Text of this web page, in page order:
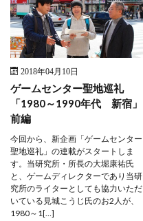
2018年04月10日
ゲームセンター聖地巡礼
「1980～1990年代 新宿」
前編
今回から、新企画「ゲームセンター
聖地巡礼」の連載がスタートしま
す。当研究所・所長の大堀康祐氏
と、ゲームディレクターであり当研
究所のライターとしても協力いただ
いている見城こうじ氏のお2人が、
1980～1[…]